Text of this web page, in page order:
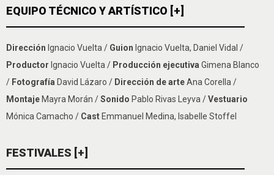
EQUIPO TÉCNICO Y ARTÍSTICO [+]
Dirección Ignacio Vuelta / Guion Ignacio Vuelta, Daniel Vidal /
Productor Ignacio Vuelta / Producción ejecutiva Gimena Blanco
/ Fotografía David Lázaro / Dirección de arteAna Corella /
Montaje Mayra Morán /Sonido Pablo Rivas Leyva /Vestuario
Mónica Camacho / Cast Emmanuel Medina, Isabelle Stoffel
FESTIVALES [+]